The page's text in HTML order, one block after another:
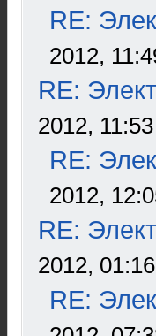
RE:
2012,
RE:
2012, 11:53
RE:
2012,
RE:
2012, 01:16
RE: